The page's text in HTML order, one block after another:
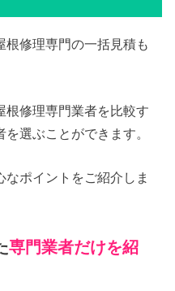
根修理専門の一括見積も
根修理専門業者を比較す
選ぶことができます。
ポイントをご紹介しま
専門業者だけを紹